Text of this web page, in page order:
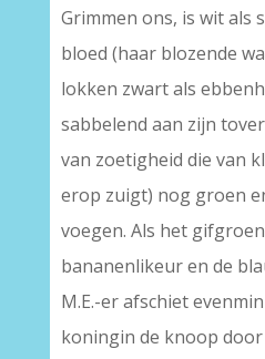
Grimmen ons, is wit als
bloed (haar blozende
lokken zwart als
sabbelend aan zijn
van zoetigheid die van
erop zuigt) nog groen
voegen. Als het
bananenlikeur en de
M.E.-er afschiet
koningin de knoop